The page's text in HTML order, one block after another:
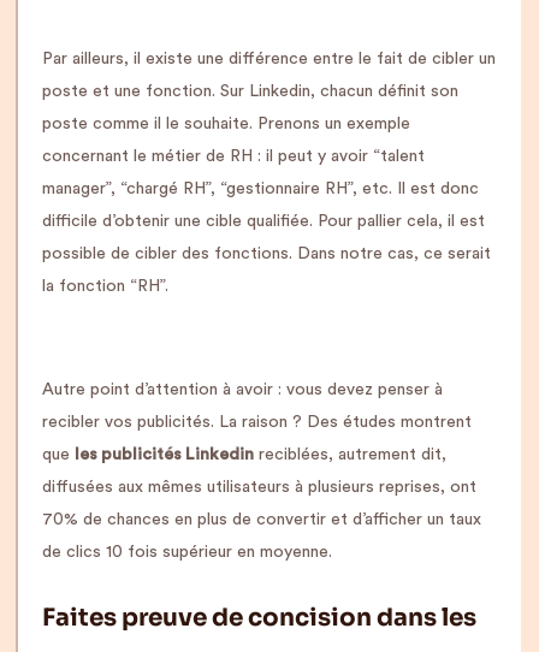
Par ailleurs, il existe une différence entre le fait de cibler un
poste et une fonction. Sur Linkedin, chacun définit son
poste comme il le souhaite. Prenons un exemple
concernant le métier de RH : il peut y avoir “talent
manager”, “chargé RH”, “gestionnaire RH”, etc. Il est donc
difficile d’obtenir une cible qualifiée. Pour pallier cela, il est
possible de cibler des fonctions. Dans notre cas, ce serait
la fonction “RH”.
Autre point d’attention à avoir : vous devez penser à
recibler vos publicités. La raison ? Des études montrent
que
les publicités Linkedin reciblées, autrement dit,
diffusées aux mêmes utilisateurs à plusieurs reprises, ont
70% de chances en plus de convertir et d’afficher un taux
de clics 10 fois supérieur en moyenne.
Faites preuve de concision dans les